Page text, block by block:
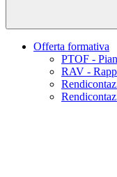
Offerta formativa
PTOF -
RAV -